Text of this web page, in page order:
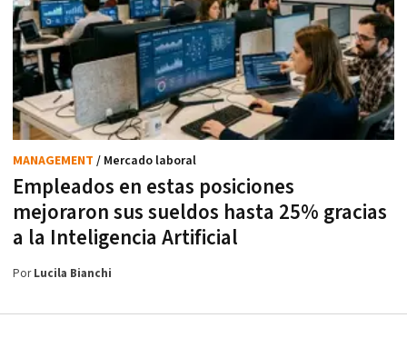
Empleados en estas posiciones
mejoraron sus sueldos hasta 25% gracias
a la Inteligencia Artificial
MANAGEMENT / Mercado laboral
PorLucila Bianchi